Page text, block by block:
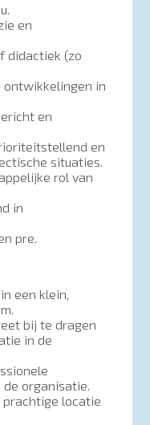
en
didactiek (zo
ontwikkelingen in
en
en
situaties.
rol van
in
pre.
een klein,
bij te dragen
in de
organisatie.
prachtige locatie